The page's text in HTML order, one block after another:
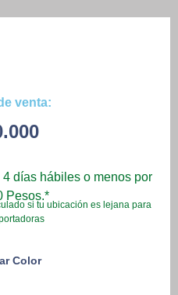
venta:
4 días hábiles o menos por
Pesos.*
si tu ubicación es lejana para
Color